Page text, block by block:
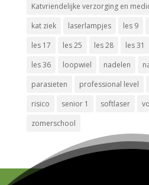
Katvriendelijke verzorging en
kat ziek
laserlampjes les 9
les 17
les 25 les 28 les 31
les 36
loopwiel nadelen
parasieten
professional level
risico
senior 1 softlaser
zomerschool